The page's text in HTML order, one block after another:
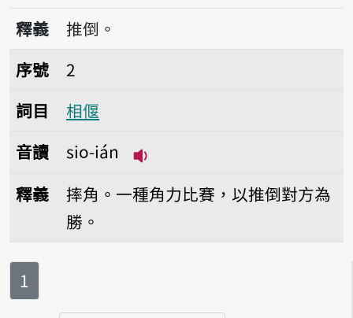
播放音讀ián-tó
釋義
推倒。
序號2相偃
序號
2
詞目
相偃
音讀
sio-ián
釋義
摔角。一種角力比賽，以推倒對方為
勝。
第
1